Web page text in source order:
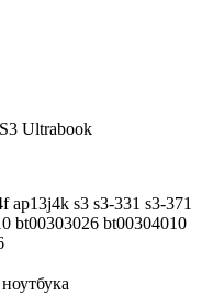
Ultrabook
ap13j4k s3 s3-331 s3-371
bt00303026 bt00304010